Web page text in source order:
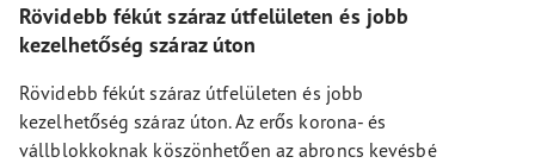
Rövidebb fékút száraz útfelületen és jobb
kezelhetőség száraz úton
Rövidebb fékút száraz útfelületen és jobb
kezelhetőség száraz úton. Az erős korona- és
vállblokkoknak köszönhetően az abroncs kevésbé